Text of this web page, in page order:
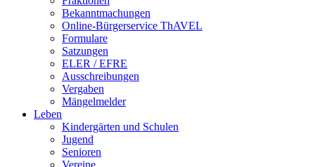
Bekanntmachungen
Online-Bürgerservice ThAVEL
Formulare
Satzungen
ELER / EFRE
Ausschreibungen
Vergaben
Mängelmelder
Leben
Kindergärten und Schulen
Jugend
Senioren
Vereine